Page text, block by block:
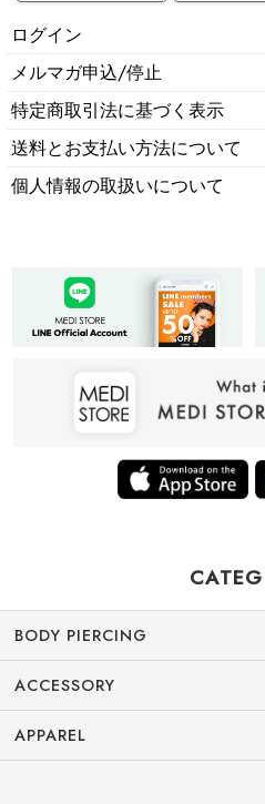
ログイン
メルマガ申込/停止
特定商取引法に基づく表示
送料とお支払い方法について
個人情報の取扱いについて
BODY PIERCING
ACCESSORY
APPAREL